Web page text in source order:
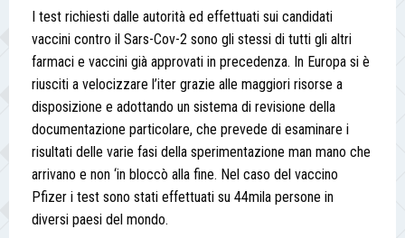
I test richiesti dalle autorità ed effettuati sui candidati
vaccini contro il Sars-Cov-2 sono gli stessi di tutti gli altri
farmaci e vaccini già approvati in precedenza. In Europa si è
riusciti a velocizzare l’iter grazie alle maggiori risorse a
disposizione e adottando un sistema di revisione della
documentazione particolare, che prevede di esaminare i
risultati delle varie fasi della sperimentazione man mano che
arrivano e non ‘in bloccò alla fine. Nel caso del vaccino
Pfizer i test sono stati effettuati su 44mila persone in
diversi paesi del mondo.